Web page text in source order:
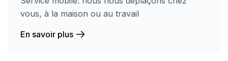
vous, à la maison ou au travail
En savoir plus